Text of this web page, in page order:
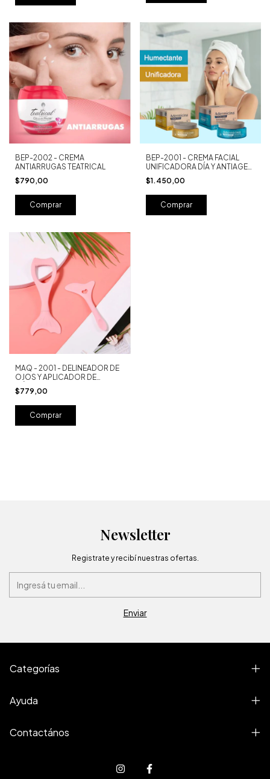
BEP-2002 - CREMA
ANTIARRUGAS TEATRICAL
$790,00
BEP-2001 - CREMA FACIAL
UNIFICADORA DÍA Y ANTIAGE
NOCHE
$1.450,00
MAQ - 2001 - DELINEADOR DE
OJOS Y APLICADOR DE
MÁSCARA FACIAL
$779,00
Newsletter
Registrate y recibí nuestras ofertas.
Categorías
Ayuda
Contactános